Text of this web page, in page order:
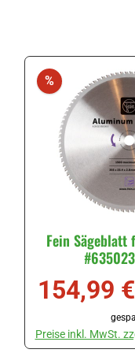
ein oder benutze die
%Rabatt
Fein Sägeblatt
Verkaufspreis:
154,99 €
Preise inkl. MwSt.
Produkt Anzahl: